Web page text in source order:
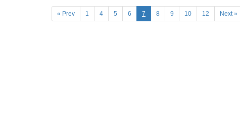
« Prev 1 4 5 6 7 8 9 10 12 Next »